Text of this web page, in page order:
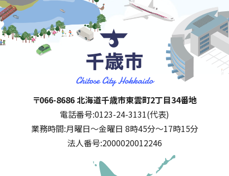
千歳市
住所:
〒066-8686 北海道千歳市東雲町2丁目34番地
電話番号:0123-24-3131(代表)
業務時間:月曜日～金曜日 8時45分～17時15分
法人番号:2000020012246